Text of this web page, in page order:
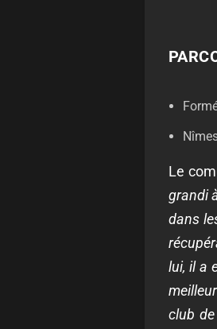
Le
grandi
dans
lui, il a
club